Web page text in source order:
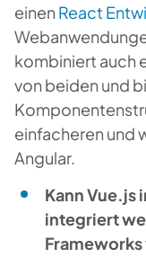
einen React
kombiniert auch
von beiden und
einfacheren und
Angular.
Kann Vue.js
integriert